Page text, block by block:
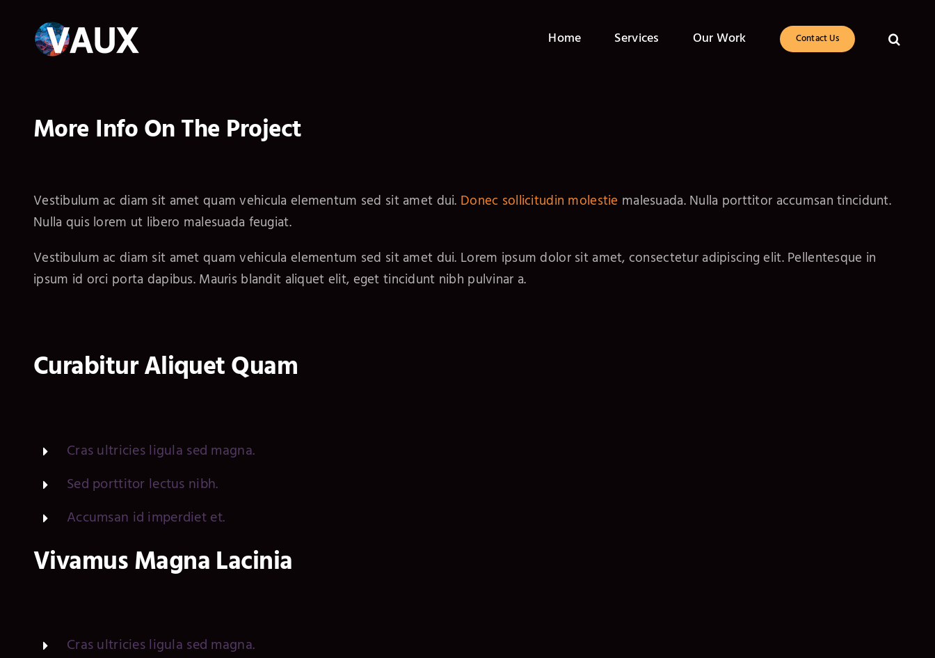
content
Home Services Our Work Contact Us
More Info On The Project
Vestibulum ac diam sit amet quam vehicula elementum sed sit amet dui. Donec sollicitudin molestie malesuada. Nulla porttitor accumsan tincidunt.
Nulla quis lorem ut libero malesuada feugiat.
Vestibulum ac diam sit amet quam vehicula elementum sed sit amet dui. Lorem ipsum dolor sit amet, consectetur adipiscing elit. Pellentesque in
ipsum id orci porta dapibus. Mauris blandit aliquet elit, eget tincidunt nibh pulvinar a.
Curabitur Aliquet Quam
Cras ultricies ligula sed magna.
Sed porttitor lectus nibh.
Accumsan id imperdiet et.
Vivamus Magna Lacinia
Cras ultricies ligula sed magna.